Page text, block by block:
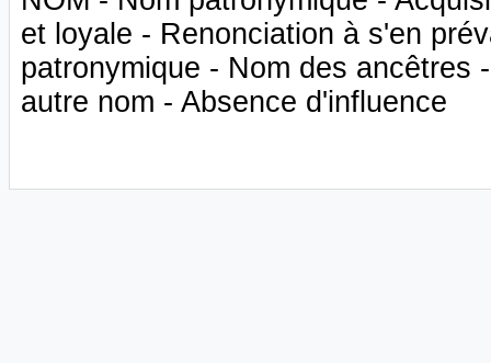
et loyale - Renonciation à s'en
patronymique - Nom des ancêtres
autre nom - Absence d'influence